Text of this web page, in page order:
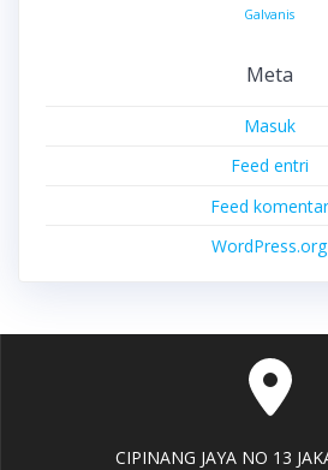
Galvanis
Meta
Masuk
Feed entri
Feed komentar
WordPress.org
CIPINANG JAYA NO 13